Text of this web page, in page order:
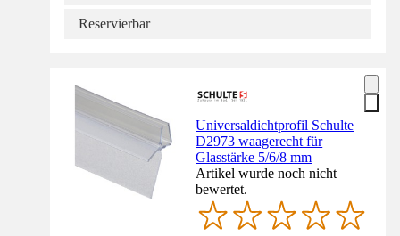
Reservierbar
Universaldichtprofil Schulte
D2973 waagerecht für
Glasstärke 5/6/8 mm
Artikel wurde noch nicht
bewertet.